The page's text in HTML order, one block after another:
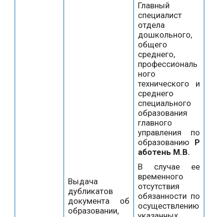
Выдача
дубликатов
документа об
образовании,
Главный
специалист
отдела
дошкольного,
общего
среднего,
профессиональ
ного
технического и
среднего
специального
образования
главного
управления по
образованию Р
аботень М.В.
В случае ее
временного
отсутствия
обязанности по
осуществлению